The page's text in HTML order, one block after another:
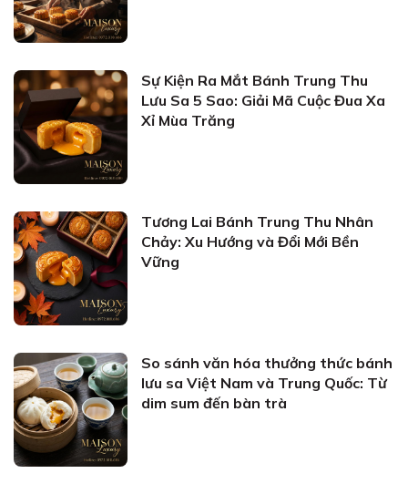
Sự Kiện Ra Mắt Bánh Trung Thu
Lưu Sa 5 Sao: Giải Mã Cuộc Đua Xa
Xỉ Mùa Trăng
Tương Lai Bánh Trung Thu Nhân
Chảy: Xu Hướng và Đổi Mới Bền
Vững
So sánh văn hóa thưởng thức bánh
lưu sa Việt Nam và Trung Quốc: Từ
dim sum đến bàn trà